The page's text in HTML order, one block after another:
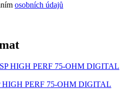
osobních údajů
HIGH PERF 75-OHM DIGITAL